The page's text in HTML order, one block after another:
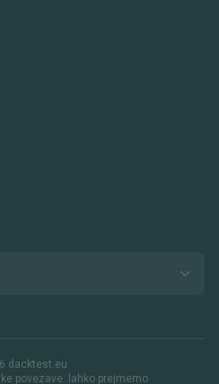
dacktest.eu
povezave. lahko prejmemo